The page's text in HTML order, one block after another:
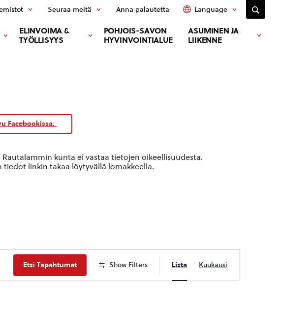
ELINVOIMA &
TYÖLLISYYS
POHJOIS-SAVON
HYVINVOINTIALUE
ASUMINEN JA
LIIKENNE
Seuraa meitä Anna palautetta Language
Facebookissa.
Etsi Tapahtumat Show Filters
Views
Navigation
Lista Kuukausi
kunta ei vastaa tietojen oikeellisuudesta.
tiedot linkin takaa löytyvällä lomakkeella.